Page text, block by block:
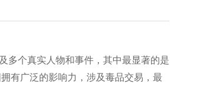
多个真实人物和事件，其中最显著的是
有广泛的影响力，涉及毒品交易，最